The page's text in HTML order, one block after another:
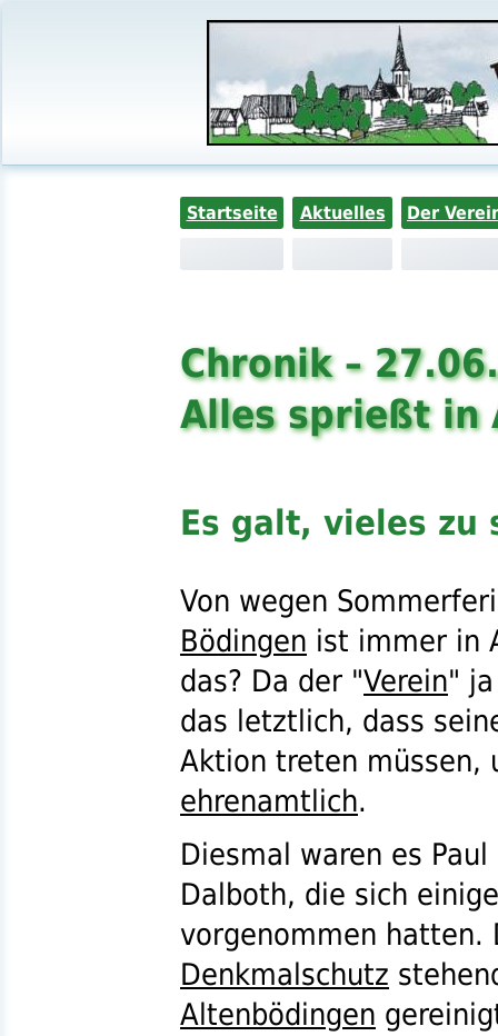
Startseite Aktuelles Der
Chronik –
Alles sprießt in
Es galt, vieles zu
Von wegen
Bödingen ist immer in
das? Da der "Verein"
das letztlich, dass
Aktion treten müssen,
ehrenamtlich.
Diesmal waren es
Dalboth, die sich
vorgenommen hatten.
Denkmalschutz
Altenbödingen